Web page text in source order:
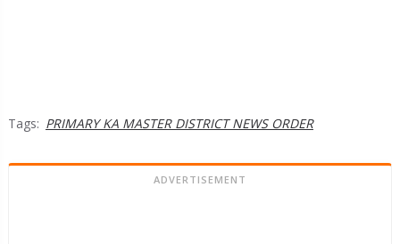
Tags: PRIMARY KA MASTER DISTRICT NEWS ORDER
ADVERTISEMENT